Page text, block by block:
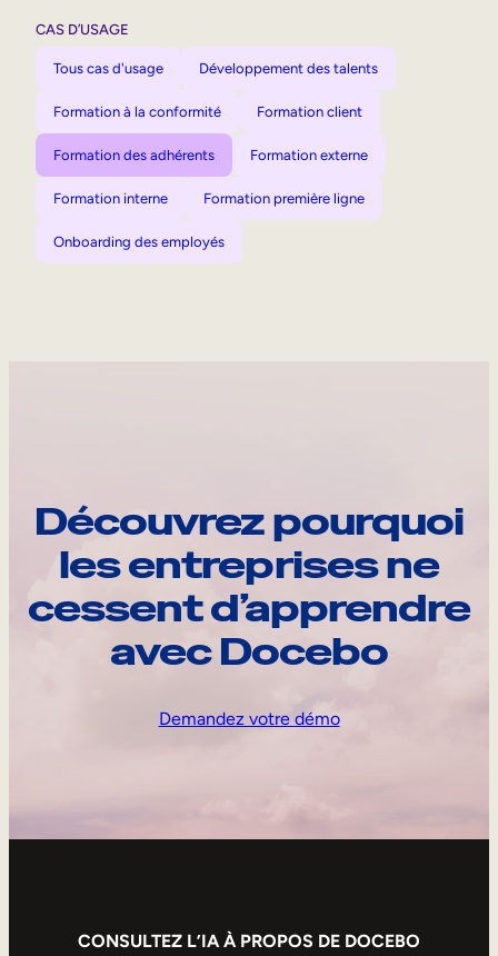
CAS D’USAGE
Tous cas d'usage Développement des talents
Formation à la conformité Formation client
Formation des adhérents Formation externe
Formation interne Formation première ligne
Onboarding des employés
Découvrez pourquoi
les entreprises ne
cessent d’apprendre
avec Docebo
Demandez votre démo
CONSULTEZ L’IA À PROPOS DE DOCEBO